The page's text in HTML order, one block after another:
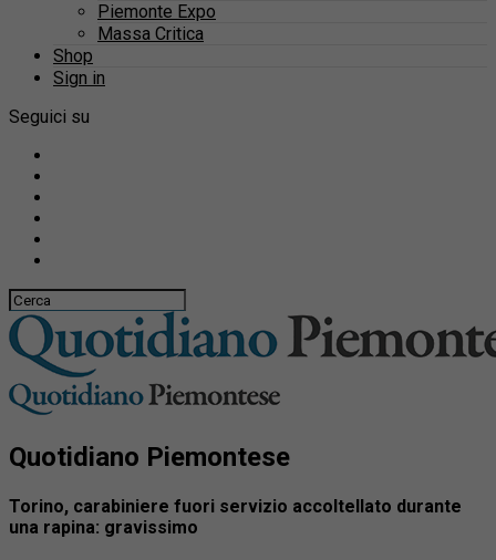
Piemonte Expo
Massa Critica
Shop
Sign in
Seguici su
Quotidiano Piemontese
Torino, carabiniere fuori servizio accoltellato durante
una rapina: gravissimo